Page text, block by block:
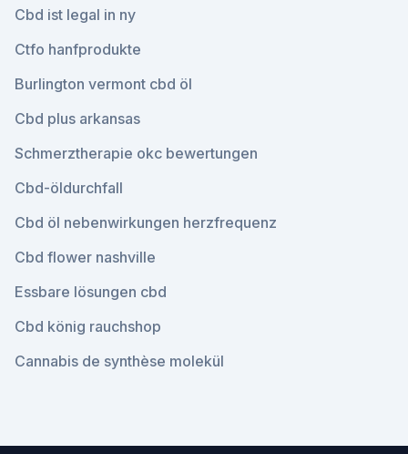
Cbd ist legal in ny
Ctfo hanfprodukte
Burlington vermont cbd öl
Cbd plus arkansas
Schmerztherapie okc bewertungen
Cbd-öldurchfall
Cbd öl nebenwirkungen herzfrequenz
Cbd flower nashville
Essbare lösungen cbd
Cbd könig rauchshop
Cannabis de synthèse molekül